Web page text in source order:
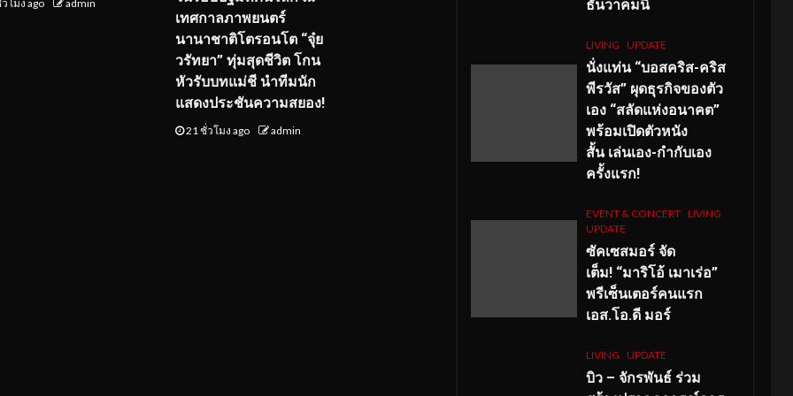
โมง ago admin
เทศกาลภาพยนตร์
นานาชาติโตรอนโต “จุ๋ย
วรัทยา” ทุ่มสุดชีวิต โกน
หัวรับบทแม่ชี นำทีมนัก
แสดงประชันความสยอง!
21 ชั่วโมง ago admin
ธันวาคมนี้
LIVING UPDATE
นั่งแท่น “บอสคริส-คริส
พีรวัส” ผุดธุรกิจของตัว
เอง “สลัดแห่งอนาคต”
พร้อมเปิดตัวหนัง
สั้น เล่นเอง-กำกับเอง
ครั้งแรก!
EVENT & CONCERT LIVING
UPDATE
ซัคเซสมอร์ จัด
เต็ม! “มาริโอ้ เมาเร่อ”
พรีเซ็นเตอร์คนแรก
เอส.โอ.ดี มอร์
LIVING UPDATE
บิว – จักรพันธ์ ร่วม